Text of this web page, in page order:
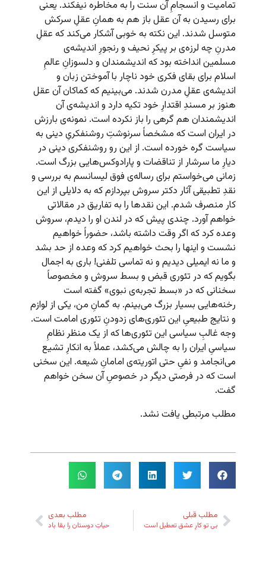
تمامیت و انسجامِ آن سنت را به مخاطره نیفکند. یعنی
برای رسیدن به آن عقل باز هم به همانِ عقلِ سرکش
متوسل شدند. این نکته به خوبی آشکار می‌کند که عقلِ
مدرنِ چه لرزه‌ی بر پیکرِ نحیف و رنجورِ اندیشه‌ی
مسلمین انداخته بود که اندیشمندان و دلسوزانِ عالمِ
اسلام برای بقای فکری خود ناچار با آموختن زبان و
اندیشه‌ی عقلِ مدرن شدند. می‌بینیم که کماکان آن عقل
هنوز بر مسندِ اقتدارِ خود تکیه دارد و اندیشه‌ی آن
اندیشمندان هم گرهی را باز نکرده است. نمونه‌ی بارزش
در ایران است که مشخصاً سرنوشتِ روشنفکریِ دینی به
سیاست گره خورده است. از این رو روشنفکری دینی در
دیارِ ما سرشار از تناقضات و پارادوکس‌هایی بزرگ است.
زمانی می‌خواستم برای رساله‌ی فوق لیسانسم به بررسی و
نقدِ تطبیقی آثار دکتر سروش بپردازم که به دلایلی از این
کار منصرف شدم. این نقدها را به تفاریق در مقالاتی
خواهم آورد. چندی پیش که در لندن او را دیدم، سروش
وعده کرد که اگر وقت داشته باشد، حضوراً خواهیم
نشست و اینها را بحث خواهیم کرد که وعده از حد بشد
و ما نه ایمیلی دیدیم و نه تماسی تلفنی! باری به اجمال
بگویم که در تئوری قبض و بسط سروش و مخصوصاً
سخنانی که در «بسط تجربه‌ی نبوی» گفته است
رخنه‌هایی بسیار بزرگ می‌بینم. به گمانِ من، یکی از لوازم
و نتایج طبیعیِ این تئوری‌های زدودنِ تئوری امامت است.
وجه غالبِ سیاسی این تئوری‌ها که از یک منظر نظامِ
سیاسیِ ایران را به چالش می‌کشد، عملاً به انکارِ تشیع
می‌انجامد و نفیِ حتی اتوریته‌ی امامانِ شیعه. این سخنی
است که در فرصتی دیگر در خصوصِ آن سخن خواهم
گفت.
مطلب مرتبطی یافت نشد.
مطلب قبلی
بی تو کارِ عشق تعطیل است
مطلب بعدی
حیاتِ دوستان را بقا باد